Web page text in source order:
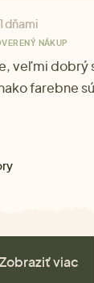
dňami
NÁKUP
veľmi dobrý
farebne
Zobraziť viac